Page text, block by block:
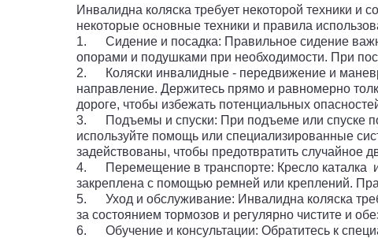
Инвалидна коляска требует некоторой техники
некоторые основные техники и правила
1. Сидение и посадка: Правильное сидение
опорами и подушками при необходимости. При
2. Коляски инвалидные - передвижение и
направление. Держитесь прямо и равномерно
дороге, чтобы избежать потенциальных
3. Подъемы и спуски: При подъеме или спуске
используйте помощь или специализированные
задействованы, чтобы предотвратить случайное
4. Перемещение в транспорте: Кресло каталка
закреплена с помощью ремней или креплений.
5. Уход и обслуживание: Инвалидна коляска
за состоянием тормозов и регулярно чистите и
6. Обучение и консультации: Обратитесь к